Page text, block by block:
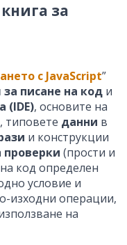
за
с JavaScript”
писане на коди
(IDE), основите на
, типовете данни в
и конструкции
проверки (прости и
код определен
условие и
изходни операции,
на